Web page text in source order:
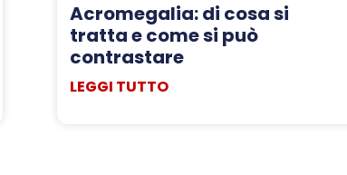
Acromegalia: di cosa si
tratta e come si può
contrastare
LEGGI TUTTO